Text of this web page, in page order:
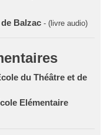
Balzac - (livre audio)
du Théâtre et de
Elémentaire